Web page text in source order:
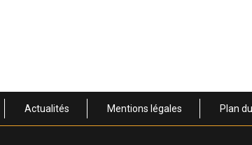
Actualités Mentions légales Plan